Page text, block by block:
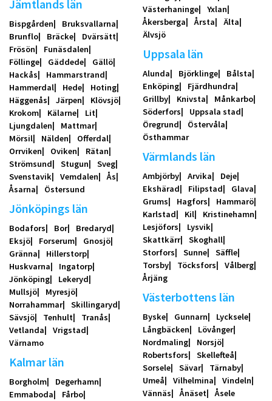
Jämtlands län
Bispgården
Bruksvallarna
Brunflo
Bräcke
Dvärsätt
Frösön
Funäsdalen
Föllinge
Gäddede
Gällö
Hackås
Hammarstrand
Hammerdal
Hede
Hoting
Häggenås
Järpen
Klövsjö
Krokom
Kälarne
Lit
Ljungdalen
Mattmar
Mörsil
Nälden
Offerdal
Orrviken
Oviken
Rätan
Strömsund
Stugun
Sveg
Svenstavik
Vemdalen
Ås
Åsarna
Östersund
Jönköpings län
Bodafors Bor
Bredaryd
Eksjö
Forserum
Gnosjö
Gränna
Hillerstorp
Huskvarna
Ingatorp
Jönköping
Lekeryd
Mullsjö
Myresjö
Norrahammar
Skillingaryd
Sävsjö
Tenhult
Tranås
Vetlanda
Vrigstad
Värnamo
Kalmar län
Borgholm
Degerhamn
Emmaboda
Fårbo
Västerhaninge
Yxlan
Åkersberga
Årsta
Älta
Älvsjö
Uppsala län
Alunda Björklinge
Bålsta
Enköping
Fjärdhundra
Grillby
Knivsta
Månkarbo
Söderfors
Uppsala stad
Öregrund
Östervåla
Östhammar
Värmlands län
Ambjörby Arvika
Deje
Ekshärad
Filipstad
Glava
Grums
Hagfors
Hammarö
Karlstad
Kil
Kristinehamn
Lesjöfors
Lysvik
Skattkärr
Skoghall
Storfors
Sunne
Säffle
Torsby
Töcksfors
Vålberg
Årjäng
Västerbottens län
Byske Gunnarn
Lycksele
Långbäcken
Lövånger
Nordmaling
Norsjö
Robertsfors
Skellefteå
Sorsele
Sävar
Tärnaby
Umeå
Vilhelmina
Vindeln
Vännäs
Ånäset Åsele